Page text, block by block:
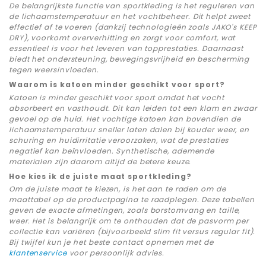
De belangrijkste functie van sportkleding is het reguleren van
de lichaamstemperatuur en het vochtbeheer. Dit helpt zweet
effectief af te voeren (dankzij technologieën zoals JAKO's KEEP
DRY), voorkomt oververhitting en zorgt voor comfort, wat
essentieel is voor het leveren van topprestaties. Daarnaast
biedt het ondersteuning, bewegingsvrijheid en bescherming
tegen weersinvloeden.
Waarom is katoen minder geschikt voor sport?
Katoen is minder geschikt voor sport omdat het vocht
absorbeert en vasthoudt. Dit kan leiden tot een klam en zwaar
gevoel op de huid. Het vochtige katoen kan bovendien de
lichaamstemperatuur sneller laten dalen bij kouder weer, en
schuring en huidirritatie veroorzaken, wat de prestaties
negatief kan beïnvloeden. Synthetische, ademende
materialen zijn daarom altijd de betere keuze.
Hoe kies ik de juiste maat sportkleding?
Om de juiste maat te kiezen, is het aan te raden om de
maattabel op de productpagina te raadplegen. Deze tabellen
geven de exacte afmetingen, zoals borstomvang en taille,
weer. Het is belangrijk om te onthouden dat de pasvorm per
collectie kan variëren (bijvoorbeeld slim fit versus regular fit).
Bij twijfel kun je het beste contact opnemen met de
klantenservicevoor persoonlijk advies.